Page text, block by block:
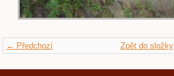
← Předchozí Zpět do složky